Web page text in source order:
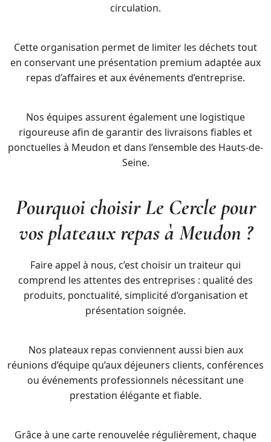
circulation.
Cette organisation permet de limiter les déchets tout
en conservant une présentation premium adaptée aux
repas d’affaires et aux événements d’entreprise.
Nos équipes assurent également une logistique
rigoureuse afin de garantir des livraisons fiables et
ponctuelles à Meudon et dans l’ensemble des Hauts-de-
Seine.
Pourquoi choisir Le Cercle pour
vos plateaux repas à Meudon ?
Faire appel à nous, c’est choisir un traiteur qui
comprend les attentes des entreprises : qualité des
produits, ponctualité, simplicité d’organisation et
présentation soignée.
Nos plateaux repas conviennent aussi bien aux
réunions d’équipe qu’aux déjeuners clients, conférences
ou événements professionnels nécessitant une
prestation élégante et fiable.
Grâce à une carte renouvelée régulièrement, chaque